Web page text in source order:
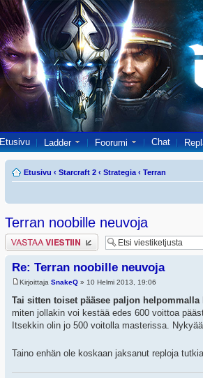
Etusivu Ladder Foorumi Chat
Etusivu ‹ Starcraft 2 ‹ Strategia ‹ Terran
Terran noobille neuvoja
Lähetä vastaus
Re: Terran noobille neuvoja
Kirjoittaja SnakeQ » 10 Helmi 2013, 19:06
Tai sitten toiset pääsee paljon
miten jollakin voi kestää edes 600 voittoa
Itsekkin olin jo 500 voitolla masterissa.
Taino enhän ole koskaan jaksanut reploja